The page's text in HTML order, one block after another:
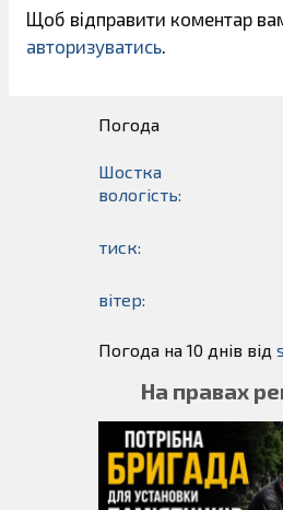
Щоб відправити коментар
авторизуватись.
Погода
Шостка
вологість:
тиск:
вітер:
Погода на 10 днів від
На правах